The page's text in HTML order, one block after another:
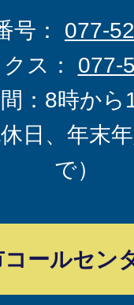
号： 077-
ス： 077-
：8時から
休日、年末
で）
コールセン